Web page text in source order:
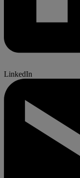
LinkedIn